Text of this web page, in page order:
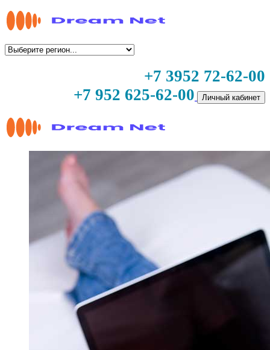
+7 3952 72-62-00
+7 952 625-62-00
Личный кабинет